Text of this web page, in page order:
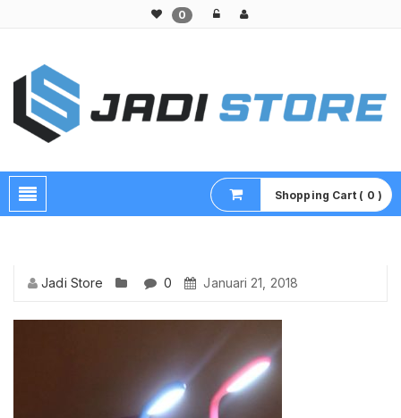
0
Shopping Cart ( 0 )
Jadi Store 0 Januari 21, 2018